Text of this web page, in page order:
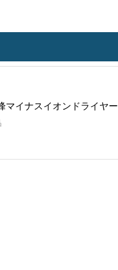
マイナスイオンドライヤー